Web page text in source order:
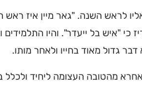
לראש השנה. "גאר מיין איז ראש
כי "איש בל ייעדר". והיו
גדול מאוד בחייו ולאחר מותו.
מהטובה העצומה ליחיד ולכלל